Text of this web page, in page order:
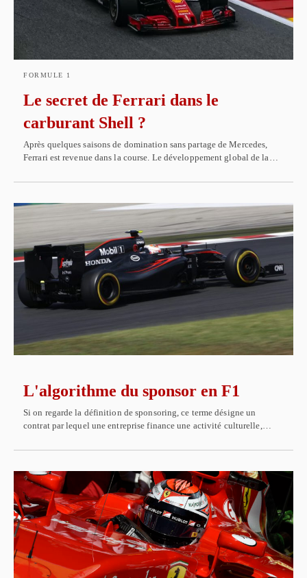
FORMULE 1
Le secret de Ferrari dans le
carburant Shell ?
Après quelques saisons de domination sans partage de Mercedes,
Ferrari est revenue dans la course. Le développement global de la…
L'algorithme du sponsor en F1
Si on regarde la définition de sponsoring, ce terme désigne un
contrat par lequel une entreprise finance une activité culturelle,…